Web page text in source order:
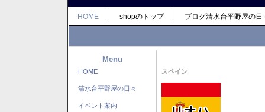
HOME shopのトップ ブログ清水台平野屋の日
Menu
HOME
清水台平野屋の日々
イベント案内
スペイン